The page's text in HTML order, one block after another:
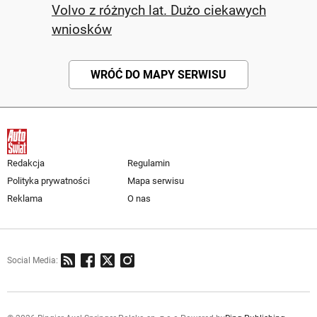
Volvo z różnych lat. Dużo ciekawych
wniosków
WRÓĆ DO MAPY SERWISU
Redakcja
Regulamin
Polityka prywatności
Mapa serwisu
Reklama
O nas
Social Media: